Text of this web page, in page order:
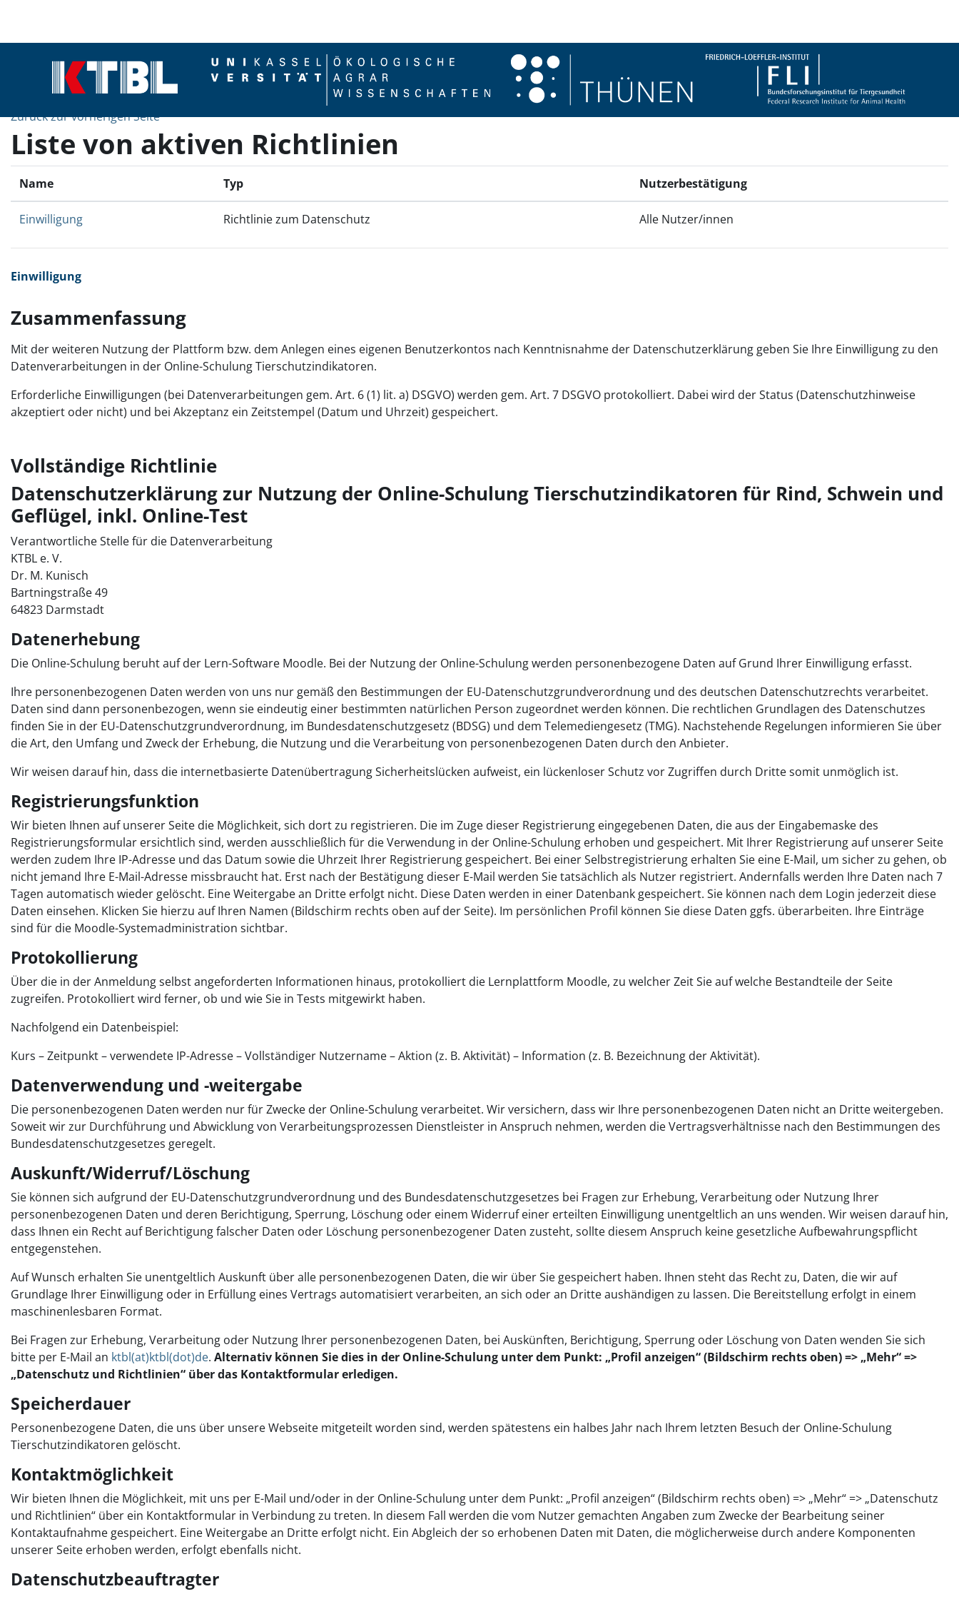
Zurück zur vorherigen Seite
Liste von aktiven Richtlinien
Name Typ Nutzerbestätigung
Einwilligung Richtlinie zum Datenschutz Alle Nutzer/innen
Einwilligung
Zusammenfassung
Mit der weiteren Nutzung der Plattform bzw. dem Anlegen eines eigenen Benutzerkontos nach Kenntnisnahme der Datenschutzerklärung geben Sie Ihre Einwilligung zu den
Datenverarbeitungen in der Online-Schulung Tierschutzindikatoren.
Erforderliche Einwilligungen (bei Datenverarbeitungen gem. Art. 6 (1) lit. a) DSGVO) werden gem. Art. 7 DSGVO protokolliert. Dabei wird der Status (Datenschutzhinweise
akzeptiert oder nicht) und bei Akzeptanz ein Zeitstempel (Datum und Uhrzeit) gespeichert.
Vollständige Richtlinie
Datenschutzerklärung zur Nutzung der Online-Schulung Tierschutzindikatoren für Rind, Schwein und
Geflügel, inkl. Online-Test
Verantwortliche Stelle für die Datenverarbeitung
KTBL e. V.
Dr. M. Kunisch
Bartningstraße 49
64823 Darmstadt
Datenerhebung
Die Online-Schulung beruht auf der Lern-Software Moodle. Bei der Nutzung der Online-Schulung werden personenbezogene Daten auf Grund Ihrer Einwilligung erfasst.
Ihre personenbezogenen Daten werden von uns nur gemäß den Bestimmungen der EU-Datenschutzgrundverordnung und des deutschen Datenschutzrechts verarbeitet.
Daten sind dann personenbezogen, wenn sie eindeutig einer bestimmten natürlichen Person zugeordnet werden können. Die rechtlichen Grundlagen des Datenschutzes
finden Sie in der EU-Datenschutzgrundverordnung, im Bundesdatenschutzgesetz (BDSG) und dem Telemediengesetz (TMG). Nachstehende Regelungen informieren Sie über
die Art, den Umfang und Zweck der Erhebung, die Nutzung und die Verarbeitung von personenbezogenen Daten durch den Anbieter.
Wir weisen darauf hin, dass die internetbasierte Datenübertragung Sicherheitslücken aufweist, ein lückenloser Schutz vor Zugriffen durch Dritte somit unmöglich ist.
Registrierungsfunktion
Wir bieten Ihnen auf unserer Seite die Möglichkeit, sich dort zu registrieren. Die im Zuge dieser Registrierung eingegebenen Daten, die aus der Eingabemaske des
Registrierungsformular ersichtlich sind, werden ausschließlich für die Verwendung in der Online-Schulung erhoben und gespeichert. Mit Ihrer Registrierung auf unserer Seite
werden zudem Ihre IP-Adresse und das Datum sowie die Uhrzeit Ihrer Registrierung gespeichert. Bei einer Selbstregistrierung erhalten Sie eine E-Mail, um sicher zu gehen, ob
nicht jemand Ihre E-Mail-Adresse missbraucht hat. Erst nach der Bestätigung dieser E-Mail werden Sie tatsächlich als Nutzer registriert. Andernfalls werden Ihre Daten nach 7
Tagen automatisch wieder gelöscht. Eine Weitergabe an Dritte erfolgt nicht. Diese Daten werden in einer Datenbank gespeichert. Sie können nach dem Login jederzeit diese
Daten einsehen. Klicken Sie hierzu auf Ihren Namen (Bildschirm rechts oben auf der Seite). Im persönlichen Profil können Sie diese Daten ggfs. überarbeiten. Ihre Einträge
sind für die Moodle-Systemadministration sichtbar.
Protokollierung
Über die in der Anmeldung selbst angeforderten Informationen hinaus, protokolliert die Lernplattform Moodle, zu welcher Zeit Sie auf welche Bestandteile der Seite
zugreifen. Protokolliert wird ferner, ob und wie Sie in Tests mitgewirkt haben.
Nachfolgend ein Datenbeispiel:
Kurs – Zeitpunkt – verwendete IP-Adresse – Vollständiger Nutzername – Aktion (z. B. Aktivität) – Information (z. B. Bezeichnung der Aktivität).
Datenverwendung und -weitergabe
Die personenbezogenen Daten werden nur für Zwecke der Online-Schulung verarbeitet. Wir versichern, dass wir Ihre personenbezogenen Daten nicht an Dritte weitergeben.
Soweit wir zur Durchführung und Abwicklung von Verarbeitungsprozessen Dienstleister in Anspruch nehmen, werden die Vertragsverhältnisse nach den Bestimmungen des
Bundesdatenschutzgesetzes geregelt.
Auskunft/Widerruf/Löschung
Sie können sich aufgrund der EU-Datenschutzgrundverordnung und des Bundesdatenschutzgesetzes bei Fragen zur Erhebung, Verarbeitung oder Nutzung Ihrer
personenbezogenen Daten und deren Berichtigung, Sperrung, Löschung oder einem Widerruf einer erteilten Einwilligung unentgeltlich an uns wenden. Wir weisen darauf hin,
dass Ihnen ein Recht auf Berichtigung falscher Daten oder Löschung personenbezogener Daten zusteht, sollte diesem Anspruch keine gesetzliche Aufbewahrungspflicht
entgegenstehen.
Auf Wunsch erhalten Sie unentgeltlich Auskunft über alle personenbezogenen Daten, die wir über Sie gespeichert haben. Ihnen steht das Recht zu, Daten, die wir auf
Grundlage Ihrer Einwilligung oder in Erfüllung eines Vertrags automatisiert verarbeiten, an sich oder an Dritte aushändigen zu lassen. Die Bereitstellung erfolgt in einem
maschinenlesbaren Format.
Bei Fragen zur Erhebung, Verarbeitung oder Nutzung Ihrer personenbezogenen Daten, bei Auskünften, Berichtigung, Sperrung oder Löschung von Daten wenden Sie sich
bitte per E-Mail an ktbl(at)ktbl(dot)de. Alternativ können Sie dies in der Online-Schulung unter dem Punkt: „Profil anzeigen“ (Bildschirm rechts oben) => „Mehr“ =>
„Datenschutz und Richtlinien“ über das Kontaktformular erledigen.
Speicherdauer
Personenbezogene Daten, die uns über unsere Webseite mitgeteilt worden sind, werden spätestens ein halbes Jahr nach Ihrem letzten Besuch der Online-Schulung
Tierschutzindikatoren gelöscht.
Kontaktmöglichkeit
Wir bieten Ihnen die Möglichkeit, mit uns per E-Mail und/oder in der Online-Schulung unter dem Punkt: „Profil anzeigen“ (Bildschirm rechts oben) => „Mehr“ => „Datenschutz
und Richtlinien“ über ein Kontaktformular in Verbindung zu treten. In diesem Fall werden die vom Nutzer gemachten Angaben zum Zwecke der Bearbeitung seiner
Kontaktaufnahme gespeichert. Eine Weitergabe an Dritte erfolgt nicht. Ein Abgleich der so erhobenen Daten mit Daten, die möglicherweise durch andere Komponenten
unserer Seite erhoben werden, erfolgt ebenfalls nicht.
Datenschutzbeauftragter